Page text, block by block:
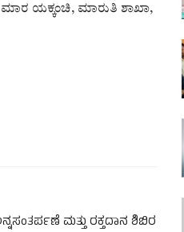
ಯಕ್ಕಂಚಿ, ಮಾರುತಿ ಶಾಖಾ,
ಮತ್ತು ರಕ್ತದಾನ ಶಿಬಿರ